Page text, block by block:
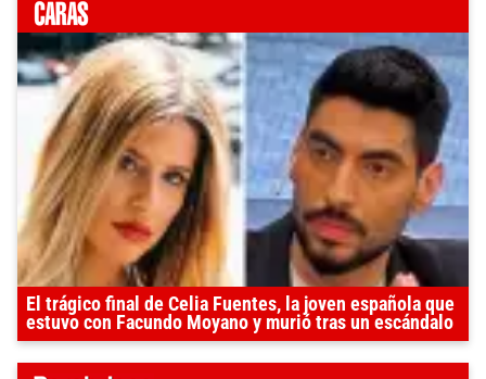
El trágico final de Celia Fuentes, la joven española que
estuvo con Facundo Moyano y murió tras un escándalo